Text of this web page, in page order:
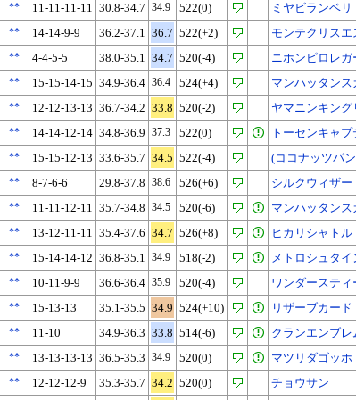
** 11-11-11-11 30.8-34.7 34.9 522(0)
ミヤビランベリ
** 14-14-9-9 36.2-37.1 36.7 522(+2)
モンテクリスエ
** 4-4-5-5 38.0-35.1 34.7 520(-4)
ニホンピロレガ
** 15-15-14-15 34.9-36.4 36.4 524(+4)
マンハッタンス
** 12-12-13-13 36.7-34.2 33.8 520(-2)
ヤマニンキング
** 14-14-12-14 34.8-36.9 37.3 522(0)
トーセンキャプ
** 15-15-12-13 33.6-35.7 34.5 522(-4)
(ココナッツパ
** 8-7-6-6 29.8-37.8 38.6 526(+6)
シルクウィザー
** 11-11-12-11 35.7-34.8 34.5 520(-6)
マンハッタンス
** 13-12-11-11 35.4-37.6 34.7 526(+8)
ヒカリシャトル
** 15-14-14-12 36.8-35.1 34.9 518(-2)
メトロシュタイ
** 10-11-9-9 36.6-36.4 35.9 520(-4)
ワンダースティ
** 15-13-13 35.1-35.5 34.9 524(+10)
リザーブカード
** 11-10 34.9-36.3 33.8 514(-6)
クランエンブレ
** 13-13-13-13 36.5-35.3 34.9 520(0)
マツリダゴッホ
** 12-12-12-9 35.3-35.7 34.2 520(0)
チョウサン